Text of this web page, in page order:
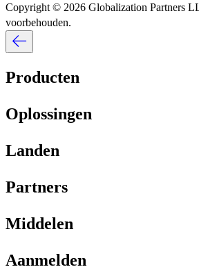
Copyright © 2026 Globalization Partners
voorbehouden.​​
Producten​​
Oplossingen​​
Landen​​
Partners​​
Middelen​​
Aanmelden​​